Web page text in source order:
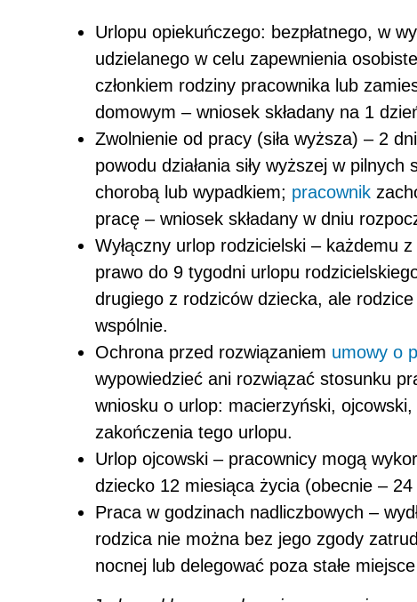
Urlopu opiekuńczego: bezpłatnego, w
udzielanego w celu zapewnienia
członkiem rodziny pracownika lub
domowym – wniosek składany na 1
Zwolnienie od pracy (siła wyższa) – 2
powodu działania siły wyższej w
chorobą lub wypadkiem; pracownik
pracę – wniosek składany w dniu
Wyłączny urlop rodzicielski – każdemu
prawo do 9 tygodni urlopu
drugiego z rodziców dziecka, ale
wspólnie.
Ochrona przed rozwiązaniem umowy o
wypowiedzieć ani rozwiązać stosunku
wniosku o urlop: macierzyński,
zakończenia tego urlopu.
Urlop ojcowski – pracownicy mogą
dziecko 12 miesiąca życia (obecnie – 24
Praca w godzinach nadliczbowych –
rodzica nie można bez jego zgody
nocnej lub delegować poza stałe